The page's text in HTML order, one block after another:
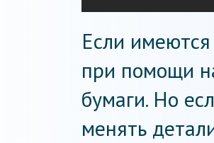
Если
при помощи
бумаги. Но
менять